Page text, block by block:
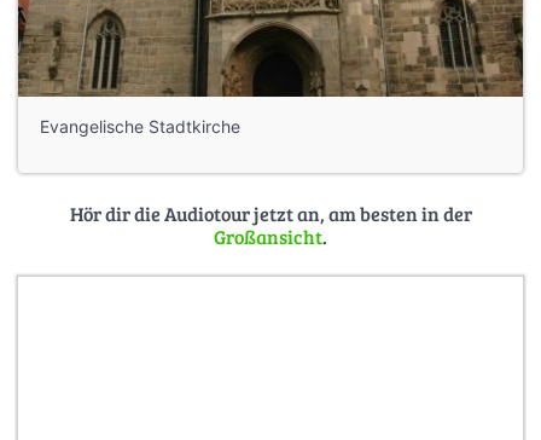
Evangelische Stadtkirche
Hör dir die Audiotour jetzt an, am besten in der
Großansicht.